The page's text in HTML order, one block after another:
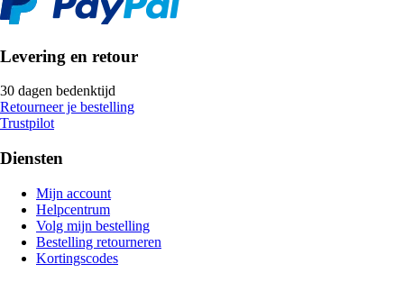
Levering en retour
30 dagen bedenktijd
Retourneer je bestelling
Trustpilot
Diensten
Mijn account
Helpcentrum
Volg mijn bestelling
Bestelling retourneren
Kortingscodes